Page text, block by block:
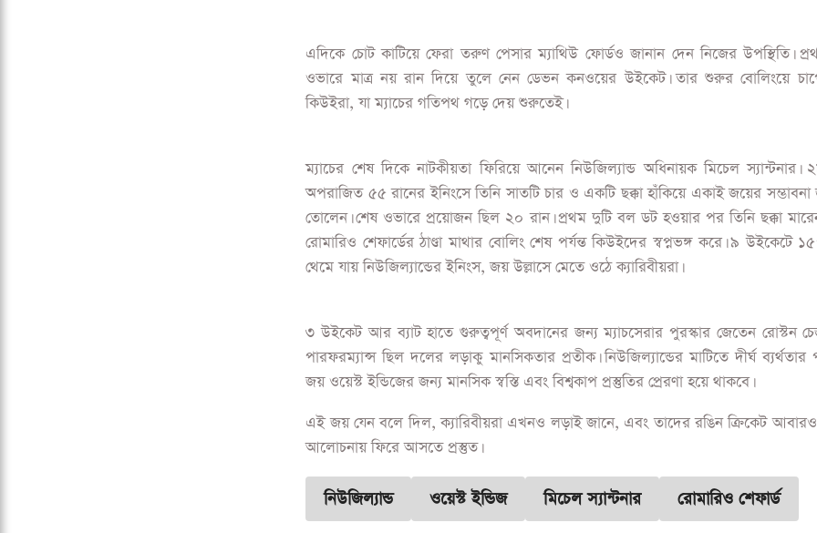
এদিকে চোট কাটিয়ে ফেরা তরুণ পেসার ম্যাথিউ ফোর্ডও জানান দেন নিজের উপস্থিতি।
ওভারে মাত্র নয় রান দিয়ে তুলে নেন ডেভন কনওয়ের উইকেট। তার শুরুর বোলিংয়ে
কিউইরা, যা ম্যাচের গতিপথ গড়ে দেয় শুরুতেই।
ম্যাচের শেষ দিকে নাটকীয়তা ফিরিয়ে আনেন নিউজিল্যান্ড অধিনায়ক মিচেল স্যান্টনার।
অপরাজিত ৫৫ রানের ইনিংসে তিনি সাতটি চার ও একটি ছক্কা হাঁকিয়ে একাই জয়ের সম্ভাবনা
তোলেন। শেষ ওভারে প্রয়োজন ছিল ২০ রান। প্রথম দুটি বল ডট হওয়ার পর তিনি ছক্কা
রোমারিও শেফার্ডের ঠাণ্ডা মাথার বোলিং শেষ পর্যন্ত কিউইদের স্বপ্নভঙ্গ করে। ৯ উইকেটে
থেমে যায় নিউজিল্যান্ডের ইনিংস, জয় উল্লাসে মেতে ওঠে ক্যারিবীয়রা।
৩ উইকেট আর ব্যাট হাতে গুরুত্বপূর্ণ অবদানের জন্য ম্যাচসেরার পুরস্কার জেতেন রোস্টন
পারফরম্যান্স ছিল দলের লড়াকু মানসিকতার প্রতীক। নিউজিল্যান্ডের মাটিতে দীর্ঘ
জয় ওয়েস্ট ইন্ডিজের জন্য মানসিক স্বস্তি এবং বিশ্বকাপ প্রস্তুতির প্রেরণা হয়ে থাকবে।
এই জয় যেন বলে দিল, ক্যারিবীয়রা এখনও লড়াই জানে, এবং তাদের রঙিন ক্রিকেট আবারও
আলোচনায় ফিরে আসতে প্রস্তুত।
নিউজিল্যান্ড ওয়েস্ট ইন্ডিজ মিচেল স্যান্টনার রোমারিও শেফার্ড